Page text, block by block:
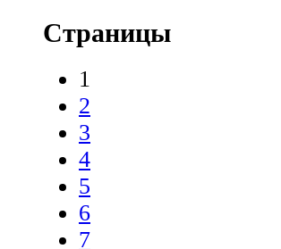
Страницы
1
2
3
4
5
6
7